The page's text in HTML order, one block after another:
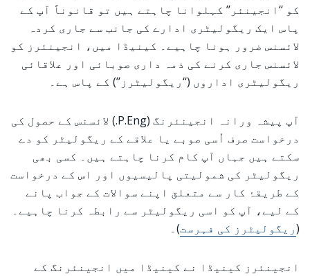
کو ‘‘انجینئر’’ کہلوانا چاہتے ہیں تو قانوناً آپ کے
پاس ایک ریگولیٹری ادارے کی جانب سے جاری کردہ
لائسنس ضرور ہونا چاہیے۔ کینیڈا میں، انجینئرز کو
لائسنس جاری کرنے کی ذمہ داری صوبائی اور علاقائی
ریگولیٹری اداروں (‘‘ریگولیٹرز’’) کے پاس ہے۔
آپ پیشہ ورانہ انجینئرنگ (P.Eng.) لائسنس کے حصول کی
درخواست صرف اُسی صوبے یا علاقے کے ریگولیٹر کو دے
سکتے ہیں جہاں آپ کام کرنا چاہتے ہیں۔ کسی بھی
ریگولیٹر کی شمولیتی پالیسیوں اور اس کے درخواست
کے طریقۂ کار سے متعلق اپنے سوالات کے جواب پانے
کے لیے، آپ کو اسی ریگولیٹر سے رابطہ کرنا چاہیے۔
(ریگولیٹرز کی فہرست)۔
انجینئرز کینیڈا نے کینیڈا میں انجینئرنگ کے